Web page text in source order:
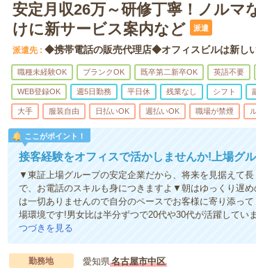
安定月収26万～研修丁寧！ノルマ
けに新サービス案内など
派遣
派遣先 ◆携帯電話の販売代理店◆オフィスビルは新し
職種未経験OK ブランクOK 既卒第二新卒OK 英語不要
WEB登録OK 週5日勤務 平日休 残業なし シフト
大手 服装自由 日払いOK 週払いOK 職場が禁煙
ここがポイント！
接客経験をオフィスで活かしませんか!上場グ
▼東証上場グループの安定企業だから、将来を見据えて
で、お電話のスキルも身につきますよ▼朝はゆっくり遅
は一切ありませんので自分のペースでお客様に寄り添っ
場環境です!男女比は半分ずつで20代や30代が活躍して
つづきを見る
勤務地 愛知県名古屋市中区